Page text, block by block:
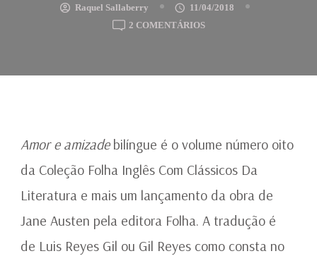
Raquel Sallaberry
11/04/2018
2 COMENTÁRIOSEM
AMIZADE
FOLHA
Amor e amizadebilíngue é o volume número oito
da Coleção Folha Inglês Com Clássicos Da
Literatura e mais um lançamento da obra de
Jane Austen pela editora Folha. A tradução é
de Luis Reyes Gil ou Gil Reyes como consta no